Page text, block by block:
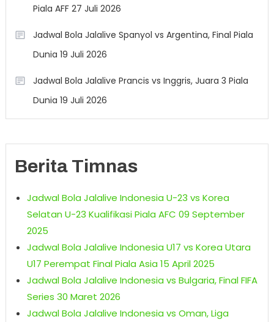
Piala AFF 27 Juli 2026
Jadwal Bola Jalalive Spanyol vs Argentina, Final Piala
Dunia 19 Juli 2026
Jadwal Bola Jalalive Prancis vs Inggris, Juara 3 Piala
Dunia 19 Juli 2026
Berita Timnas
Jadwal Bola Jalalive Indonesia U-23 vs Korea
Selatan U-23 Kualifikasi Piala AFC 09 September
2025
Jadwal Bola Jalalive Indonesia U17 vs Korea Utara
U17 Perempat Final Piala Asia 15 April 2025
Jadwal Bola Jalalive Indonesia vs Bulgaria, Final FIFA
Series 30 Maret 2026
Jadwal Bola Jalalive Indonesia vs Oman, Liga